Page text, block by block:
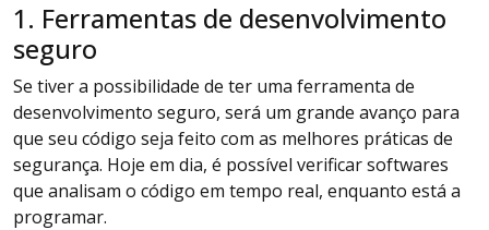
1. Ferramentas de desenvolvimento
seguro
Se tiver a possibilidade de ter uma ferramenta de
desenvolvimento seguro, será um grande avanço para
que seu código seja feito com as melhores práticas de
segurança. Hoje em dia, é possível verificar softwares
que analisam o código em tempo real, enquanto está a
programar.